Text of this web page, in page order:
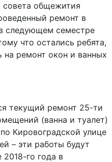
совета общежития
ремонт в
следующем семестре
что остались ребята,
ремонт окон и ванных
текущий ремонт 25-ти
(ванна и туалет)
Кировоградской улице
– эти работы будут
2018-го года в